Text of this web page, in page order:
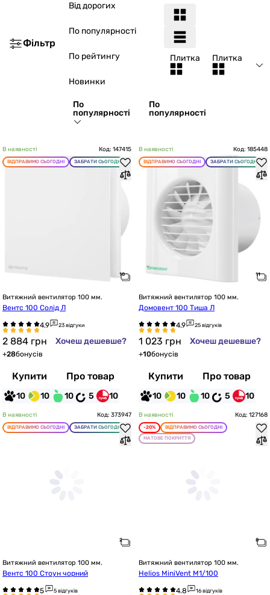
Фільтр
Від дорогих
По популярності
По рейтингу
Новинки
По
популярності
По
популярності
Плитка Плитка
В наявності Код: 147415
ВІДПРАВИМО СЬОГОДНІ ЗАБРАТИ СЬОГОДНІ
Витяжний вентилятор 100 мм.
Вентс 100 Солід Л
23 відгуки
2 884 грн Хочеш дешевше?
+28бонусів
Купити Про товар
10 10 10 5 10
В наявності Код: 185448
ВІДПРАВИМО СЬОГОДНІ ЗАБРАТИ СЬОГОДНІ
Витяжний вентилятор 100 мм.
Домовент 100 Тиша Л
25 відгуків
1 023 грн Хочеш дешевше?
+10бонусів
Купити Про товар
10 10 10 5 10
В наявності Код: 373947
ВІДПРАВИМО СЬОГОДНІ ЗАБРАТИ СЬОГОДНІ
Витяжний вентилятор 100 мм.
Вентс 100 Стоун чорний
5 відгуків
В наявності Код: 127168
-20%
ВІДПРАВИМО СЬОГОДНІ
МАТОВЕ ПОКРИТТЯ
Витяжний вентилятор 100 мм.
Helios MiniVent M1/100
16 відгуків